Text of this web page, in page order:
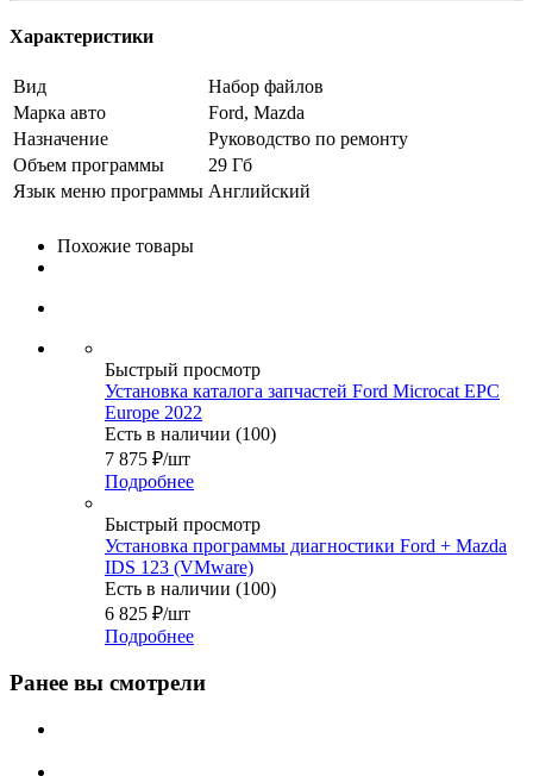
Характеристики
Вид
Набор файлов
Марка авто
Ford, Mazda
Назначение
Руководство по ремонту
Объем программы
29 Гб
Язык меню программы Английский
Похожие товары
Быстрый просмотр
Установка каталога запчастей Ford Microcat EPC
Europe 2022
Есть в наличии (100)
7 875 ₽/шт
Подробнее
Быстрый просмотр
Установка программы диагностики Ford + Mazda
IDS 123 (VMware)
Есть в наличии (100)
6 825 ₽/шт
Подробнее
Ранее вы смотрели